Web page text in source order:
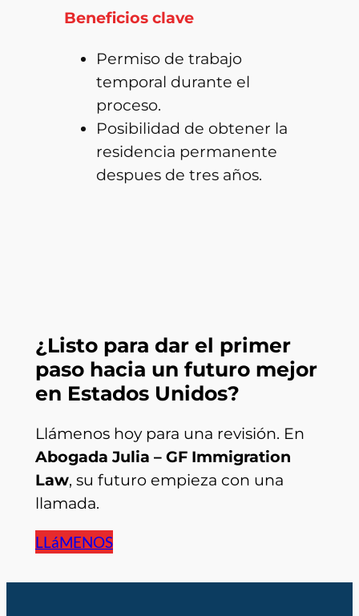
Beneficios clave
Permiso de trabajo
temporal durante el
proceso.
Posibilidad de obtener la
residencia permanente
despues de tres años.
¿Listo para dar el primer
paso hacia un futuro mejor
en Estados Unidos?
Llámenos hoy para una revisión. En
Abogada Julia – GF Immigration
Law, su futuro empieza con una
llamada.
LLáMENOS